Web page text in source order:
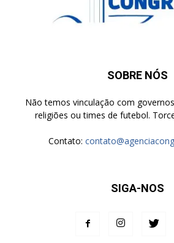
SOBRE NÓS
Não temos vinculação com
religiões ou times de futebol.
Contato:
SIGA-NOS